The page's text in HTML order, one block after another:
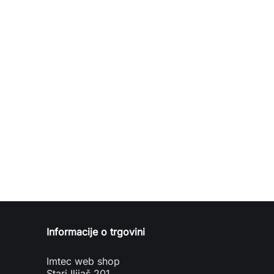
Informacije o trgovini
Imtec web shop